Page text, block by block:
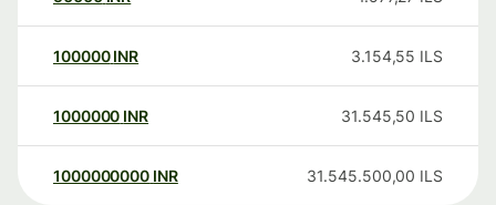
100000 INR 3.154,55 ILS
1000000 INR 31.545,50 ILS
1000000000 INR 31.545.500,00 ILS